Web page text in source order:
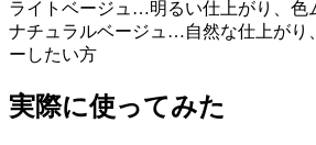
ライトベージュ…明るい仕上がり、色
ナチュラルベージュ…自然な仕上がり
ーしたい方
実際に使ってみた